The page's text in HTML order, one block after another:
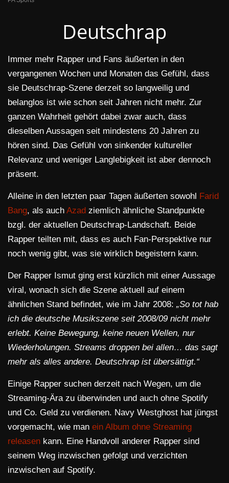
Deutschrap
Immer mehr Rapper und Fans äußerten in den
vergangenen Wochen und Monaten das Gefühl, dass
sie Deutschrap-Szene derzeit so langweilig und
belanglos ist wie schon seit Jahren nicht mehr. Zur
ganzen Wahrheit gehört dabei zwar auch, dass
dieselben Aussagen seit mindestens 20 Jahren zu
hören sind. Das Gefühl von sinkender kultureller
Relevanz und weniger Langlebigkeit ist aber dennoch
präsent.
Alleine in den letzten paar Tagen äußerten sowohl
Farid
Bang, als auch Azad ziemlich ähnliche Standpunkte
bzgl. der aktuellen Deutschrap-Landschaft. Beide
Rapper teilten mit, dass es auch Fan-Perspektive nur
noch wenig gibt, was sie wirklich begeistern kann.
Der Rapper Ismut ging erst kürzlich mit einer Aussage
viral, wonach sich die Szene aktuell auf einem
ähnlichen Stand befindet, wie im Jahr 2008: „So tot hab
ich die deutsche Musikszene seit 2008/09 nicht mehr
erlebt. Keine Bewegung, keine neuen Wellen, nur
Wiederholungen. Streams droppen bei allen… das sagt
mehr als alles andere. Deutschrap ist übersättigt.“
Einige Rapper suchen derzeit nach Wegen, um die
Streaming-Ära zu überwinden und auch ohne Spotify
und Co. Geld zu verdienen. Navy Westghost hat jüngst
vorgemacht, wie man ein Album ohne Streaming
releasen kann. Eine Handvoll anderer Rapper sind
seinem Weg inzwischen gefolgt und verzichten
inzwischen auf Spotify.